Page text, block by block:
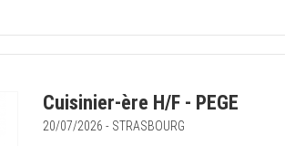
Cuisinier-ère H/F - PEGE
20/07/2026 - STRASBOURG